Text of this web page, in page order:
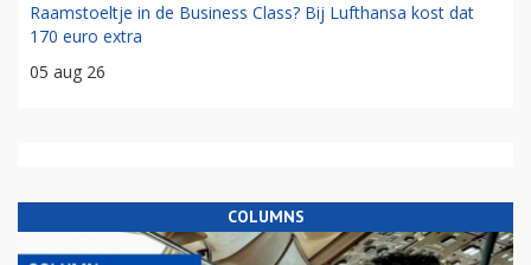
Raamstoeltje in de Business Class? Bij Lufthansa kost dat
170 euro extra
05 aug 26
COLUMNS